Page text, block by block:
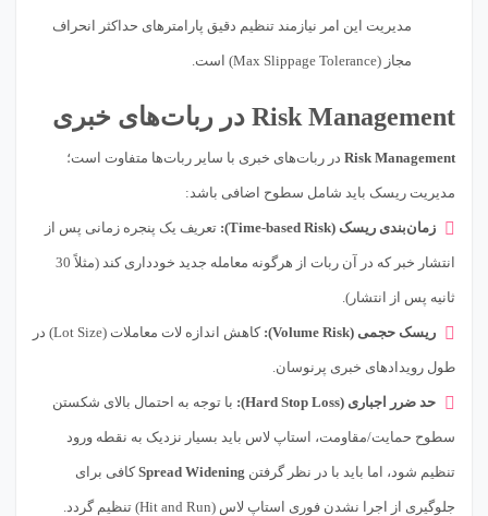
مدیریت این امر نیازمند تنظیم دقیق پارامترهای حداکثر انحراف
مجاز (Max Slippage Tolerance) است.
Risk Management در ربات‌های خبری
Risk Management در ربات‌های خبری با سایر ربات‌ها متفاوت است؛
مدیریت ریسک باید شامل سطوح اضافی باشد:
زمان‌بندی ریسک (Time-based Risk): تعریف یک پنجره زمانی پس از
انتشار خبر که در آن ربات از هرگونه معامله جدید خودداری کند (مثلاً 30
ثانیه پس از انتشار).
ریسک حجمی (Volume Risk): کاهش اندازه لات معاملات (Lot Size) در
طول رویدادهای خبری پرنوسان.
حد ضرر اجباری (Hard Stop Loss): با توجه به احتمال بالای شکستن
سطوح حمایت/مقاومت، استاپ لاس باید بسیار نزدیک به نقطه ورود
تنظیم شود، اما باید با در نظر گرفتن Spread Wideningکافی برای
جلوگیری از اجرا نشدن فوری استاپ لاس (Hit and Run) تنظیم گردد.